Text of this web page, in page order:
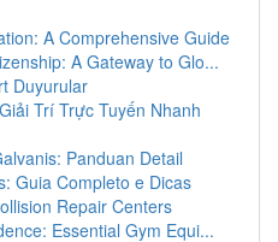
A Comprehensive Guide
A Gateway to Glo...
Duyurular
Trí Trực Tuyến Nhanh
Panduan Detail
Guia Completo e Dicas
Repair Centers
Essential Gym Equi...